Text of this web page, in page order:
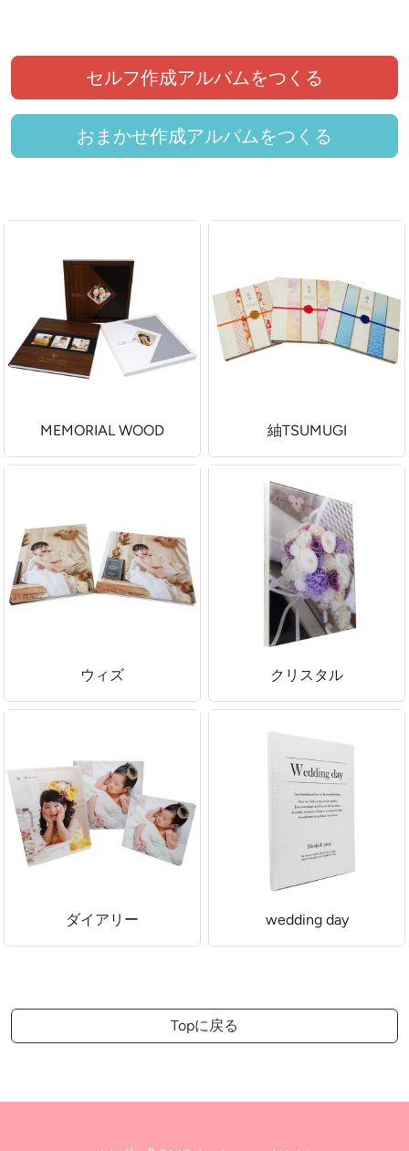
セルフ作成アルバムをつくる
おまかせ作成アルバムをつくる
MEMORIAL WOOD 紬TSUMUGI
ウィズ クリスタル
ダイアリー wedding day
Topに戻る